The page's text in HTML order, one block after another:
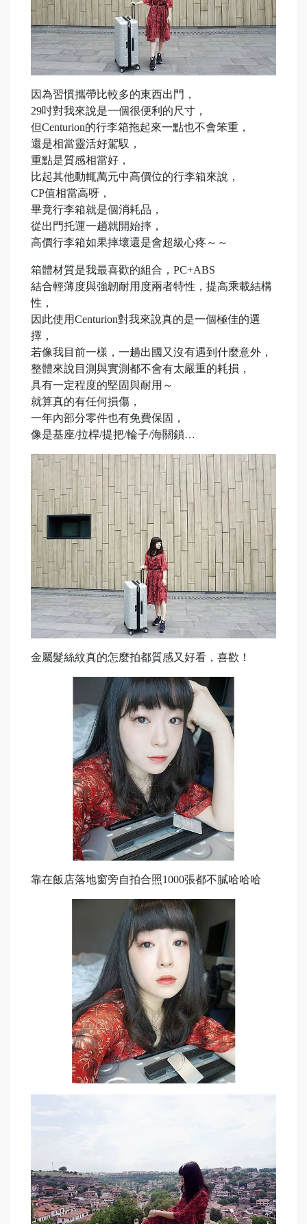
因為習慣攜帶比較多的東西出門，
29吋對我來說是一個很便利的尺寸，
但Centurion的行李箱拖起來一點也不會笨重，
還是相當靈活好駕馭，
重點是質感相當好，
比起其他動輒萬元中高價位的行李箱來說，
CP值相當高呀，
畢竟行李箱就是個消耗品，
從出門托運一趟就開始摔，
高價行李箱如果摔壞還是會超級心疼～～
箱體材質是我最喜歡的組合，PC+ABS
結合輕薄度與強韌耐用度兩者特性，提高乘載結構
性，
因此使用Centurion對我來說真的是一個極佳的選
擇，
若像我目前一樣，一趟出國又沒有遇到什麼意外，
整體來說目測與實測都不會有太嚴重的耗損，
具有一定程度的堅固與耐用～
就算真的有任何損傷，
一年內部分零件也有免費保固，
像是基座/拉桿/提把/輪子/海關鎖…
金屬髮絲紋真的怎麼拍都質感又好看，喜歡！
靠在飯店落地窗旁自拍合照1000張都不膩哈哈哈